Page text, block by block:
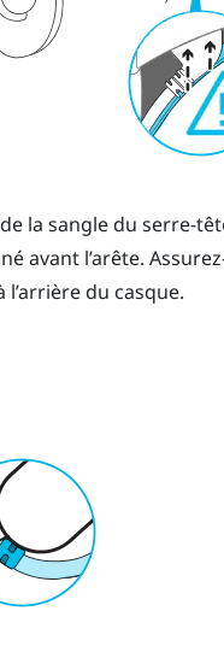
la sangle du serre-
avant l’arête.
l’arrière du casque.